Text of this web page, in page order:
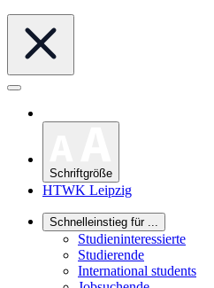
Schriftgröße
HTWK Leipzig
Schnelleinstieg für ...
Studieninteressierte
Studierende
International students